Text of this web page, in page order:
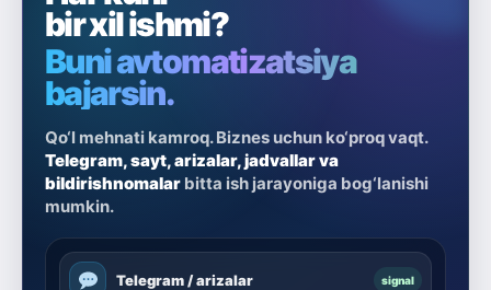
bir xil ishmi?
Buni avtomatizatsiya
bajarsin.
Qo‘l mehnati kamroq. Biznes uchun ko‘proq vaqt.
Telegram, sayt, arizalar, jadvallar va
bildirishnomalar bitta ish jarayoniga bog‘lanishi
mumkin.
Telegram / arizalar signal